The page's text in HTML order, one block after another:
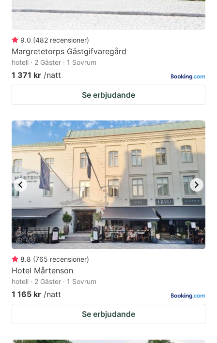
9.0 (482 recensioner)
Margretetorps Gästgifvaregård
hotell · 2 Gäster · 1 Sovrum
1 371 kr /natt
Se erbjudande
8.8 (765 recensioner)
Hotel Mårtenson
hotell · 2 Gäster · 1 Sovrum
1 165 kr /natt
Se erbjudande